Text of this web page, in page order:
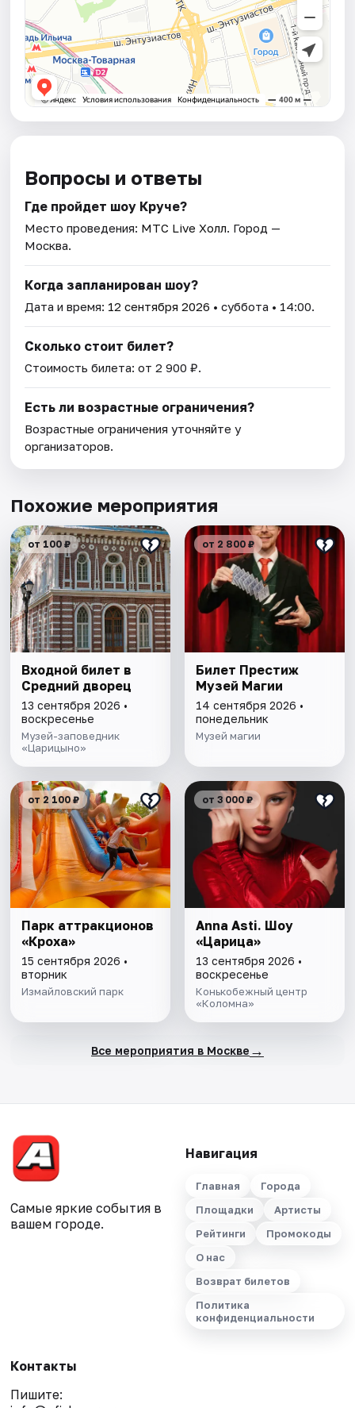
Вопросы и ответы
Где пройдет шоу Круче?
Место проведения: МТС Live Холл. Город —
Москва.
Когда запланирован шоу?
Дата и время: 12 сентября 2026 • суббота • 14:00.
Сколько стоит билет?
Стоимость билета: от 2 900 ₽.
Есть ли возрастные ограничения?
Возрастные ограничения уточняйте у
организаторов.
Похожие мероприятия
от 100 ₽
Входной билет в
Средний дворец
13 сентября 2026 •
воскресенье
Музей-заповедник
«Царицыно»
от 2 800 ₽
Билет Престиж
Музей Магии
14 сентября 2026 •
понедельник
Музей магии
от 2 100 ₽
Парк аттракционов
«Кроха»
15 сентября 2026 •
вторник
Измайловский парк
от 3 000 ₽
Anna Asti. Шоу
«Царица»
13 сентября 2026 •
воскресенье
Конькобежный центр
«Коломна»
Все мероприятия в Москве →
Самые яркие события в
вашем городе.
Навигация
Главная
Города
Площадки
Артисты
Рейтинги
Промокоды
О нас
Возврат билетов
Политика
конфиденциальности
Контакты
Пишите: